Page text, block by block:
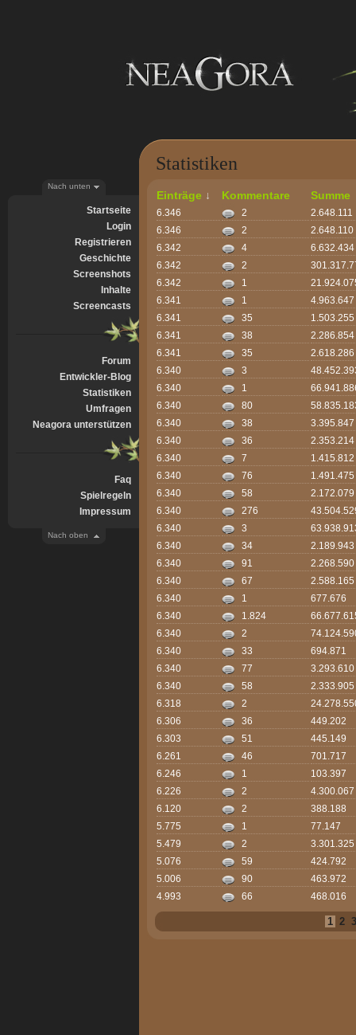
Nach unten
Startseite
Login
Registrieren
Geschichte
Screenshots
Inhalte
Screencasts
Forum
Entwickler-Blog
Statistiken
Umfragen
Neagora unterstützen
Faq
Spielregeln
Impressum
Nach oben
Statistiken
Einträge ↓ Kommentare Summe
6.346 2
2.648.111
6.346
2
2.648.110
6.342
4
6.632.434
6.342
2
6.342
1
6.341
1
4.963.647
6.341
35
1.503.255
6.341
38
2.286.854
6.341
35
2.618.286
6.340
3
6.340
1
6.340
80
6.340
38
3.395.847
6.340
36
2.353.214
6.340
7
1.415.812
6.340
76
1.491.475
6.340
58
2.172.079
6.340
276
6.340
3
6.340
34
2.189.943
6.340
91
2.268.590
6.340
67
2.588.165
6.340
1
677.676
6.340
1.824
6.340
2
6.340
33
694.871
6.340
77
3.293.610
6.340
58
2.333.905
6.318
2
6.306
36
449.202
6.303
51
445.149
6.261
46
701.717
6.246
1
103.397
6.226
2
4.300.067
6.120
2
388.188
5.775
1
77.147
5.479
2
3.301.325
5.076
59
424.792
5.006
90
463.972
4.993
66 468.016
1 2 3